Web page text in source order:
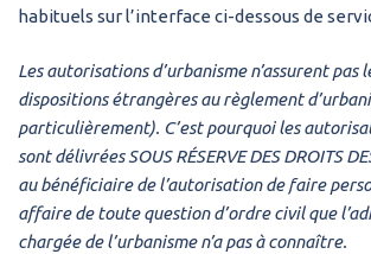
habituels sur l’interface ci-dessous de
Les autorisations d’urbanisme n’assurent pas
dispositions étrangères au règlement
particulièrement). C’est pourquoi les
sont délivrées SOUS RÉSERVE DES DROITS
au bénéficiaire de l’autorisation de faire
affaire de toute question d’ordre civil que
chargée de l’urbanisme n’a pas à connaître.